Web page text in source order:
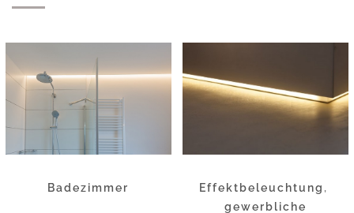
Badezimmer Effektbeleuchtung ,
gewerbliche